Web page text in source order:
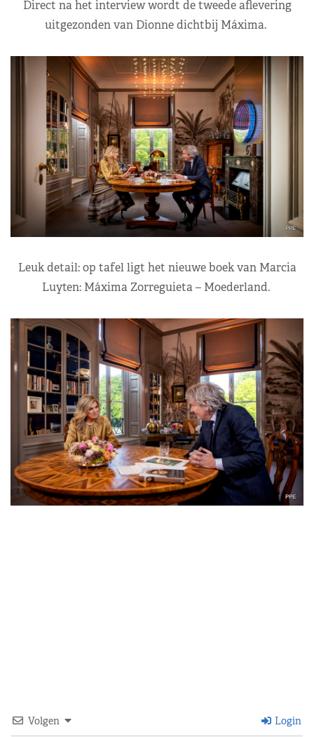
Direct na het interview wordt de tweede aflevering
uitgezonden van Dionne dichtbij Máxima.
Leuk detail: op tafel ligt het nieuwe boek van Marcia
Luyten: Máxima Zorreguieta – Moederland.
Volgen Login